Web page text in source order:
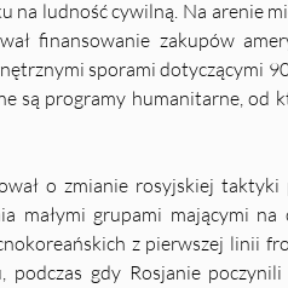
na ludność cywilną. Na arenie
finansowanie zakupów
sporami dotyczącymi
są programy humanitarne, od
o zmianie rosyjskiej
małymi grupami mającymi
z pierwszej linii
podczas gdy Rosjanie